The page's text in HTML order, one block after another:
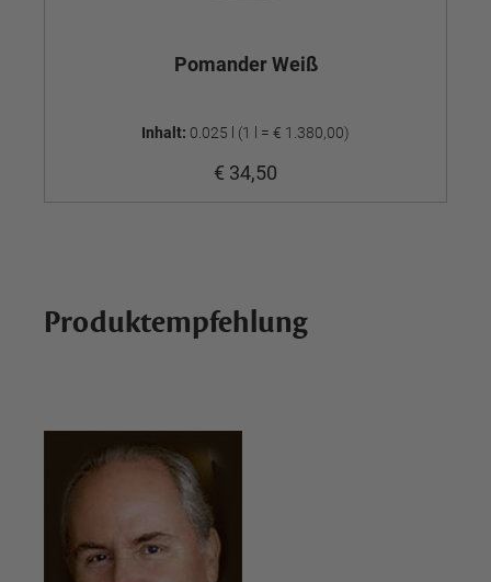
Pomander Weiß
Inhalt: 0.025 l (1 l = € 1.380,00)
€ 34,50
Produktempfehlung